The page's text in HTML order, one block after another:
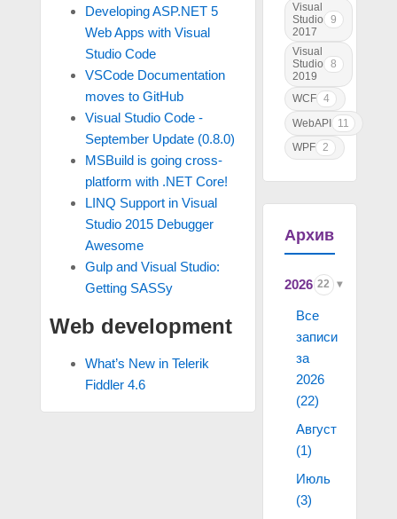
Developing ASP.NET 5
Web Apps with Visual
Studio Code
VSCode Documentation
moves to GitHub
Visual Studio Code -
September Update (0.8.0)
MSBuild is going cross-
platform with .NET Core!
LINQ Support in Visual
Studio 2015 Debugger
Awesome
Gulp and Visual Studio:
Getting SASSy
Web development
What’s New in Telerik
Fiddler 4.6
Visual
Studio
2017
9
Visual
Studio
2019
8
WCF 4
WebAPI
11
WPF 2
Архив
2026 22
Все
записи
за
2026
(22)
Август
(1)
Июль
(3)